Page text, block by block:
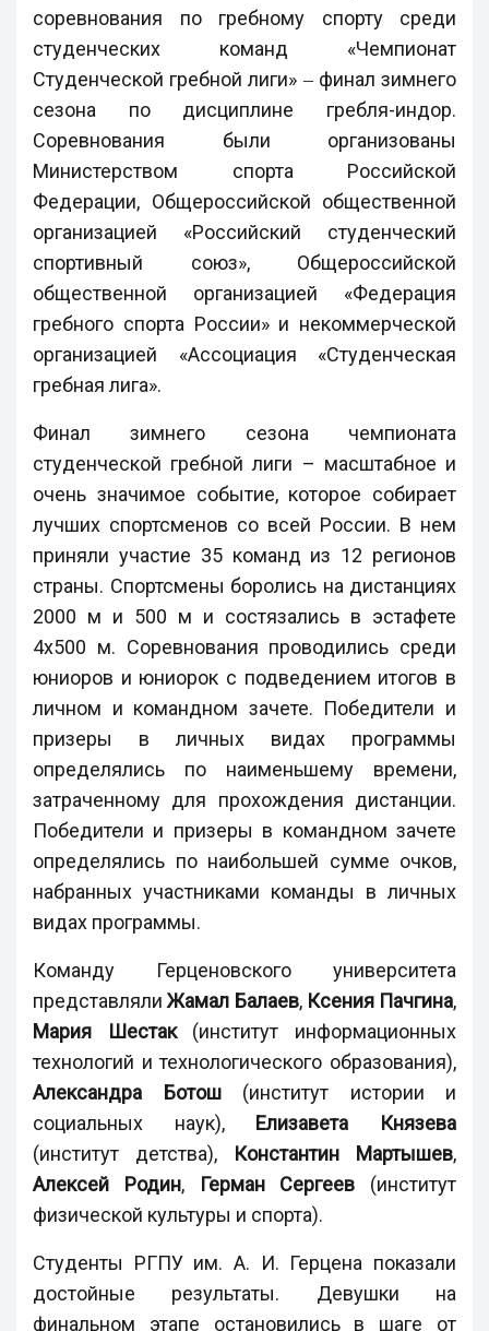
соревнования по гребному спорту среди
студенческих команд «Чемпионат
Студенческой гребной лиги» ‒ финал зимнего
сезона по дисциплине гребля-индор.
Соревнования были организованы
Министерством спорта Российской
Федерации, Общероссийской общественной
организацией «Российский студенческий
спортивный союз», Общероссийской
общественной организацией «Федерация
гребного спорта России» и некоммерческой
организацией «Ассоциация «Студенческая
гребная лига».
Финал зимнего сезона чемпионата
студенческой гребной лиги – масштабное и
очень значимое событие, которое собирает
лучших спортсменов со всей России. В нем
приняли участие 35 команд из 12 регионов
страны. Спортсмены боролись на дистанциях
2000 м и 500 м и состязались в эстафете
4х500 м. Соревнования проводились среди
юниоров и юниорок с подведением итогов в
личном и командном зачете. Победители и
призеры в личных видах программы
определялись по наименьшему времени,
затраченному для прохождения дистанции.
Победители и призеры в командном зачете
определялись по наибольшей сумме очков,
набранных участниками команды в личных
видах программы.
Команду Герценовского университета
представлялиЖамал Балаев, Ксения Пачгина,
Мария Шестак(институт информационных
технологий и технологического образования),
Александра Ботош(институт истории и
социальных наук), Елизавета Князева
(институт детства), Константин Мартышев,
Алексей Родин, Герман Сергеев (институт
физической культуры и спорта).
Студенты РГПУ им. А. И. Герцена показали
достойные результаты. Девушки на
финальном этапе остановились в шаге от